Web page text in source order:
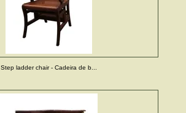
Step ladder chair - Cadeira de b...